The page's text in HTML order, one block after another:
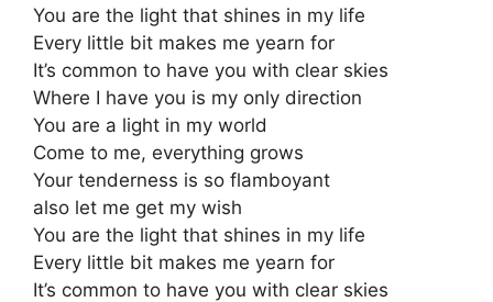
You are the light that shines in my life
Every little bit makes me yearn for
It’s common to have you with clear skies
Where I have you is my only direction
You are a light in my world
Come to me, everything grows
Your tenderness is so flamboyant
also let me get my wish
You are the light that shines in my life
Every little bit makes me yearn for
It’s common to have you with clear skies